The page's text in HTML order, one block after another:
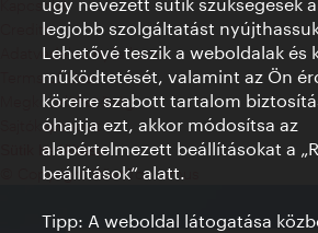
Kapcsolat
Credits
Adatvédelmi nyilatkozat
Terms of Use
Megközelíthetőség
Sajtókapcsolat
Sütik beállítása
© Copyright WienTourismus
legjobb szolgáltatást
Lehetővé teszik a weboldalak és
működtetését, valamint az Ön
köreire szabott tartalom
óhajtja ezt, akkor módosítsa az
alapértelmezett beállításokat a
beállítások“ alatt.
Tipp: A weboldal látogatása